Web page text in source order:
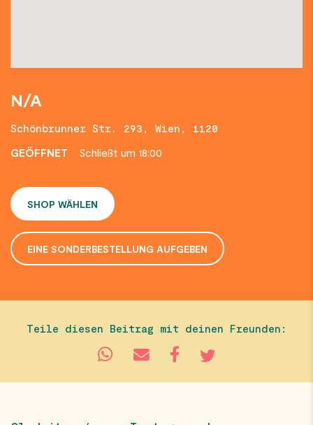
N/A
Schönbrunner Str. 293, Wien, 1120
GEÖFFNET
Schließt um 18:00
SHOP WÄHLEN
EINE SONDERBESTELLUNG AUFGEBEN
Teile diesen Beitrag mit deinen Freunden: